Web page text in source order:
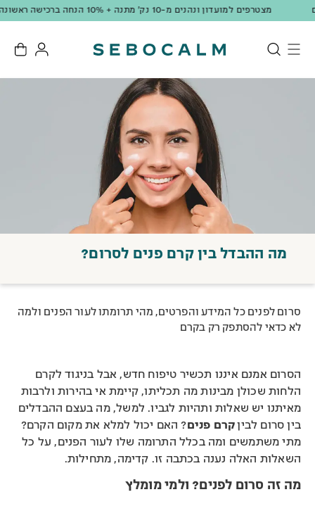
מצטרפים למועדון ונהנים מ-10 נק' מתנה + 10% הנחה ברכישה ראשונה!
מה ההבדל בין קרם פנים לסרום?
סרום לפנים כל המידע והפרטים, מהי תרומתו לעור הפנים ולמה
לא כדאי להסתפק רק בקרם
הסרום אמנם איננו תכשיר טיפוח חדש, אבל בניגוד לקרם
הלחות שכולן מבינות מה תכליתו, קיימת אי בהירות ולרבות
מאיתנו יש שאלות ותהיות לגביו. למשל, מה בעצם ההבדלים
בין סרום לביןקרם פנים? האם יכול למלא את מקום הקרם?
מתי משתמשים ומה בכלל התרומה שלו לעור הפנים, על כל
השאלות האלה נענה בכתבה זו. קדימה, מתחילות.
מה זה סרום לפנים? ולמי מומלץ